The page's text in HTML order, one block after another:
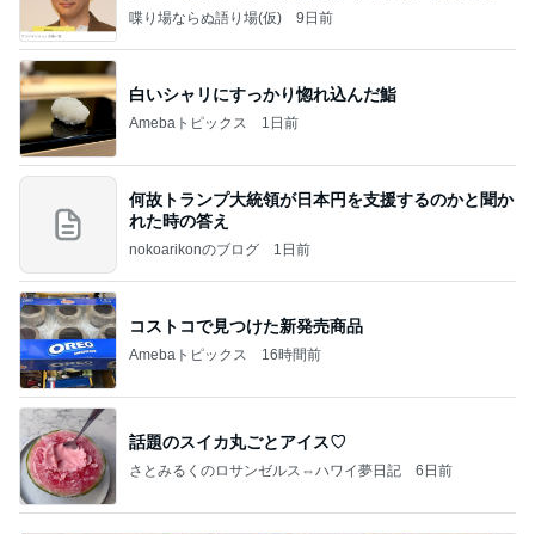
喋り場ならぬ語り場(仮) 9日前
白いシャリにすっかり惚れ込んだ鮨
Amebaトピックス 1日前
何故トランプ大統領が日本円を支援するのかと聞か
れた時の答え
nokoarikonのブログ 1日前
コストコで見つけた新発売商品
Amebaトピックス 16時間前
話題のスイカ丸ごとアイス♡
さとみるくのロサンゼルス⇔ハワイ夢日記 6日前